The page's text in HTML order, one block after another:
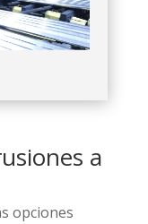
a
opciones